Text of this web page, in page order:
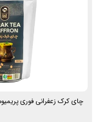
چای کرک زعفرانی فوری